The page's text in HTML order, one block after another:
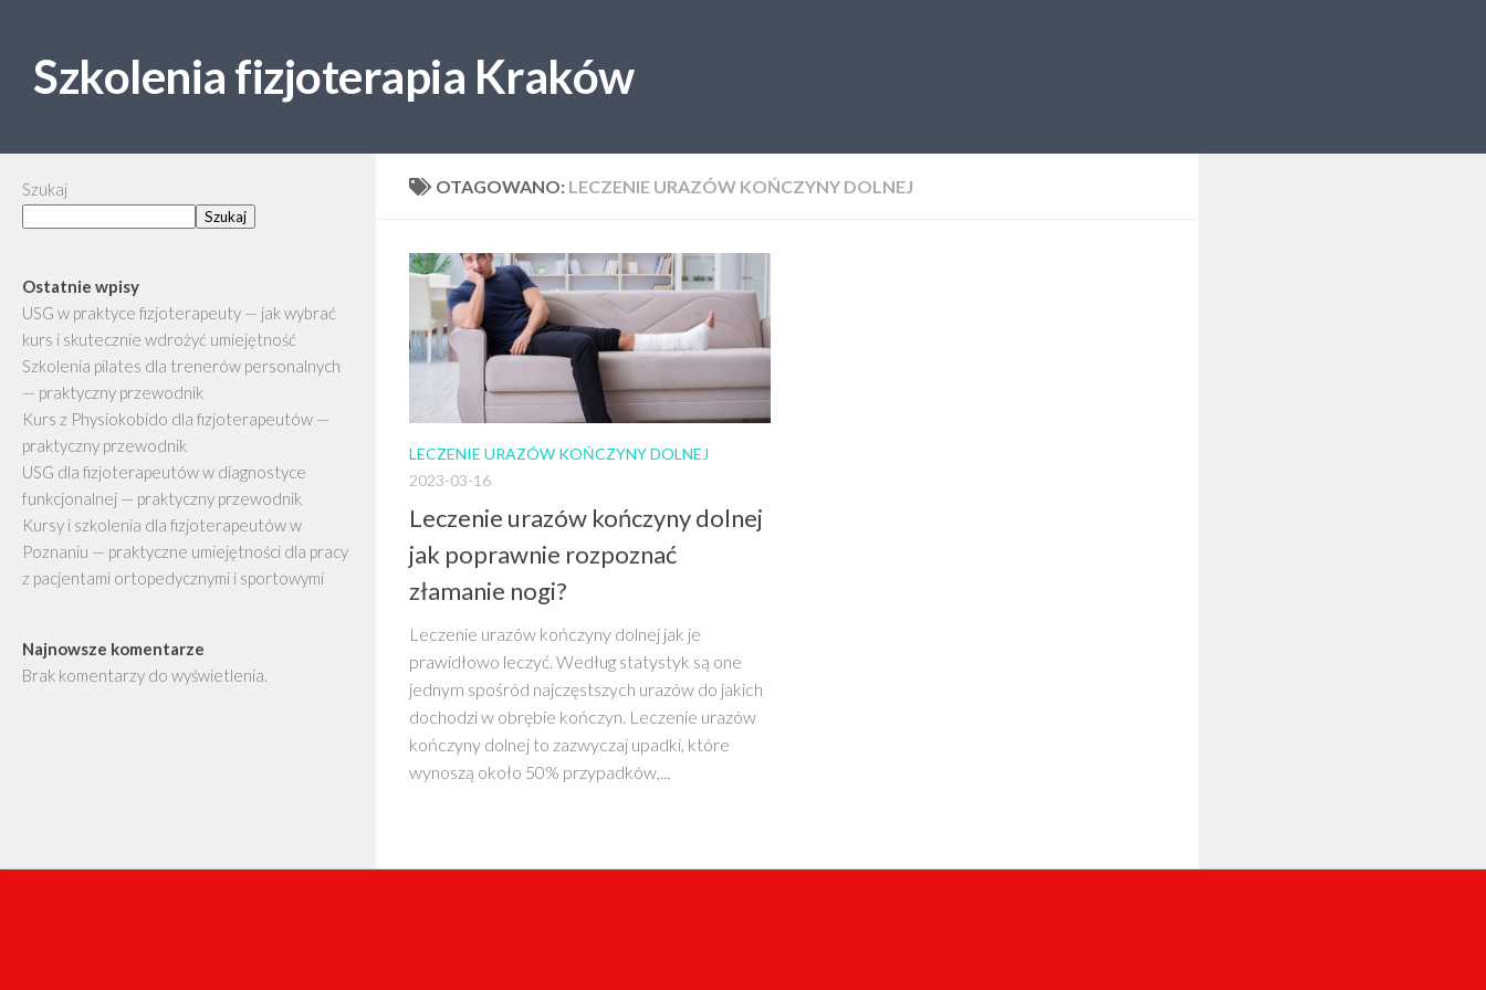
Szkolenia fizjoterapia Kraków
OTAGOWANO: LECZENIE URAZÓW KOŃCZYNY DOLNEJ
LECZENIE URAZÓW KOŃCZYNY DOLNEJ
2023-03-16
Leczenie urazów kończyny dolnej
jak poprawnie rozpoznać
złamanie nogi?
Leczenie urazów kończyny dolnej jak je
prawidłowo leczyć. Według statystyk są one
jednym spośród najczęstszych urazów do jakich
dochodzi w obrębie kończyn. Leczenie urazów
kończyny dolnej to zazwyczaj upadki, które
wynoszą około 50% przypadków,...
Szukaj
Szukaj
Ostatnie wpisy
USG w praktyce fizjoterapeuty — jak wybrać
kurs i skutecznie wdrożyć umiejętność
Szkolenia pilates dla trenerów personalnych
— praktyczny przewodnik
Kurs z Physiokobido dla fizjoterapeutów —
praktyczny przewodnik
USG dla fizjoterapeutów w diagnostyce
funkcjonalnej — praktyczny przewodnik
Kursy i szkolenia dla fizjoterapeutów w
Poznaniu — praktyczne umiejętności dla pracy
z pacjentami ortopedycznymi i sportowymi
Najnowsze komentarze
Brak komentarzy do wyświetlenia.